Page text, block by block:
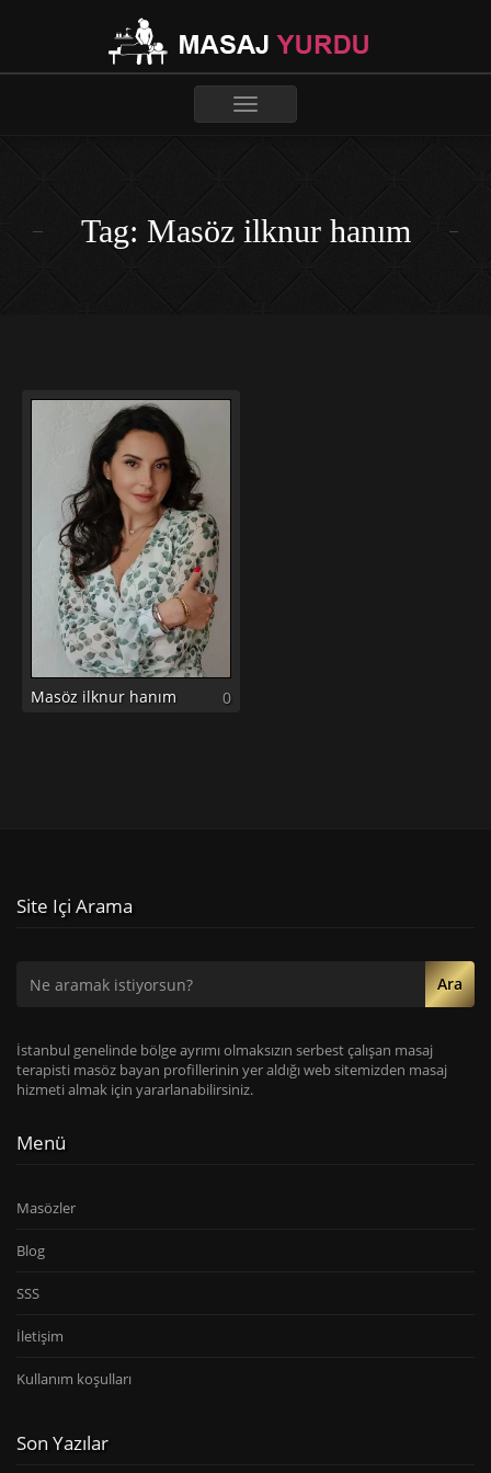
Toggle
Tag: Masöz ilknur hanım
Masöz ilknur hanım 0
Site Içi Arama
Ara
İstanbul genelinde bölge ayrımı olmaksızın serbest çalışan masaj
terapisti masöz bayan profillerinin yer aldığı web sitemizden masaj
hizmeti almak için yararlanabilirsiniz.
Menü
Masözler
Blog
SSS
İletişim
Kullanım koşulları
Son Yazılar